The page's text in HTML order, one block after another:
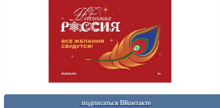
подписаться ВКонтакте